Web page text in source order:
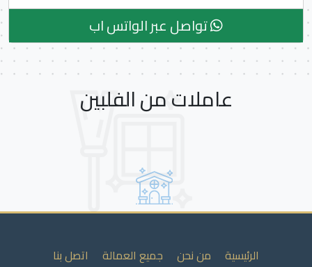
تواصل عبر الواتس اب
عاملات من الفلبين
الرئيسية من نحن جميع العمالة اتصل بنا